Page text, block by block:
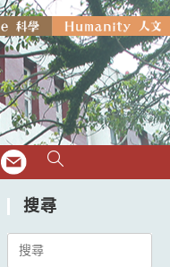
EMAIL
搜尋
Search